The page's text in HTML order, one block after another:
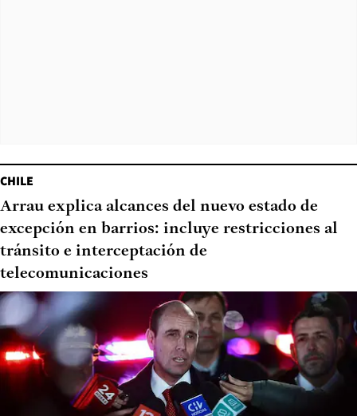
CHILE
Arrau explica alcances del nuevo estado de
excepción en barrios: incluye restricciones al
tránsito e interceptación de
telecomunicaciones